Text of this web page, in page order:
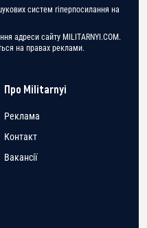
систем гіперпосилання на
адреси сайту MILITARNYI.COM.
на правах реклами.
Про Militarnyi
Реклама
Контакт
Вакансії